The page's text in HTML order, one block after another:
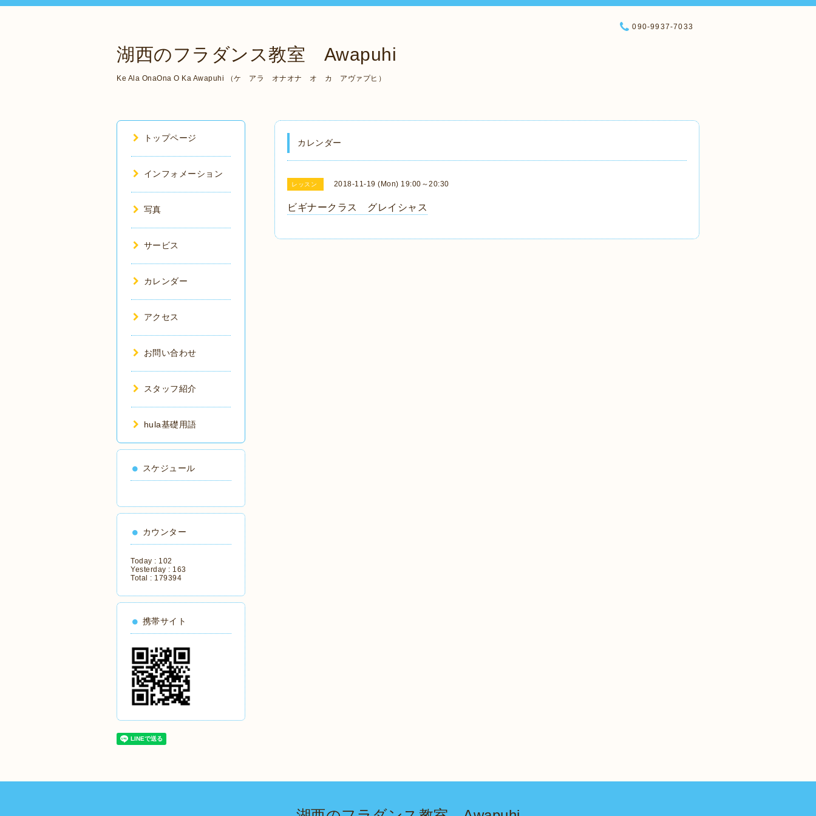
湖西のフラダンス教室 Awapuhi
Ke Ala OnaOna O Ka Awapuhi （ケ アラ オナオナ オ カ アヴァプヒ）
090-9937-7033
カレンダー
レッスン 2018-11-19 (Mon) 19:00～20:30
ビギナークラス グレイシャス
トップページ
インフォメーション
写真
サービス
カレンダー
アクセス
お問い合わせ
スタッフ紹介
hula基礎用語
スケジュール
カウンター
Today : 102
Yesterday : 163
Total : 179394
携帯サイト